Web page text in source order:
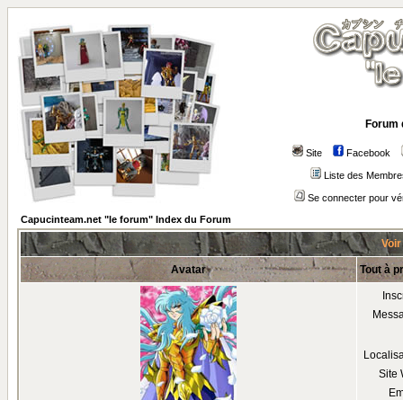
Forum
Site Facebook
Liste des
Se connecter pour
Capucinteam.net "le forum" Index du Forum
Avatar Tout à
Site